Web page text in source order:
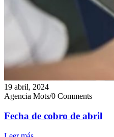
19 abril, 2024
Agencia Mots/0 Comments
Fecha de cobro de abril